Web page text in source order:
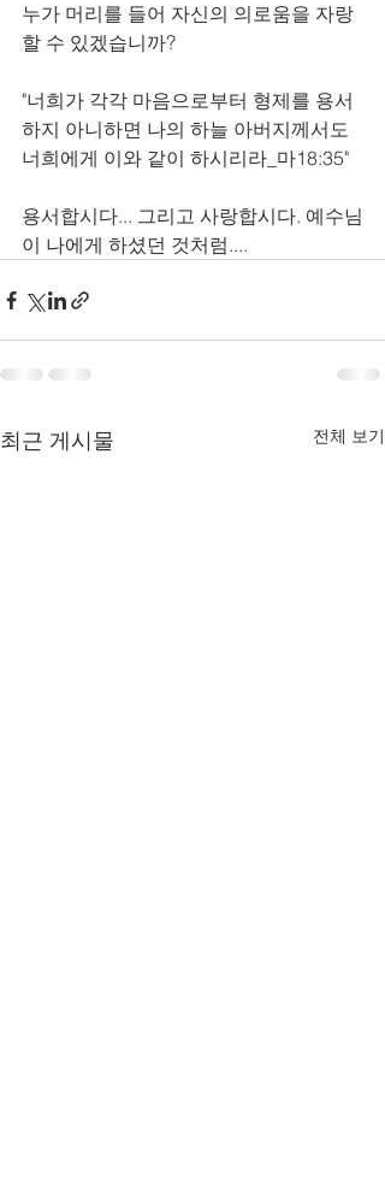
누가 머리를 들어 자신의 의로움을 자랑
할 수 있겠습니까?
"너희가 각각 마음으로부터 형제를 용서
하지 아니하면 나의 하늘 아버지께서도
너희에게 이와 같이 하시리라_마18:35"
용서합시다... 그리고 사랑합시다. 예수님
이 나에게 하셨던 것처럼....
최근 게시물 전체 보기